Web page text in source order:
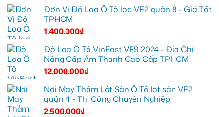
Đơn Vị Độ Loa Ô Tô loa VF2 quận 8 - Giá Tốt
TPHCM
1.400.000₫
Độ Loa Ô Tô VinFast VF9 2024 - Địa Chỉ
Nâng Cấp Âm Thanh Cao Cấp TPHCM
12.000.000₫
Nơi May Thảm Lót Sàn Ô Tô lót sàn VF2
quận 4 - Thi Công Chuyên Nghiệp
2.500.000₫